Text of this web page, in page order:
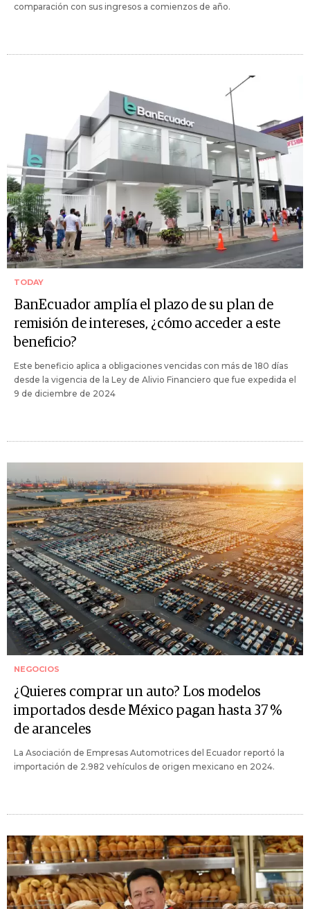
comparación con sus ingresos a comienzos de año.
TODAY
BanEcuador amplía el plazo de su plan de
remisión de intereses, ¿cómo acceder a este
beneficio?
Este beneficio aplica a obligaciones vencidas con más de 180 días
desde la vigencia de la Ley de Alivio Financiero que fue expedida el
9 de diciembre de 2024
NEGOCIOS
¿Quieres comprar un auto? Los modelos
importados desde México pagan hasta 37 %
de aranceles
La Asociación de Empresas Automotrices del Ecuador reportó la
importación de 2.982 vehículos de origen mexicano en 2024.